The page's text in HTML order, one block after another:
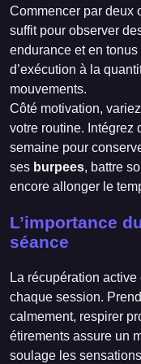
Commencer par deux
suffit pour observer
endurance et en
d’exécution à la
mouvements.
Côté motivation,
votre routine. Intégrez
semaine pour
ses burpees, battre
encore allonger le
L’importance
séance
La récupération
chaque session.
calmement, respirer
étirements assure un
soulage les